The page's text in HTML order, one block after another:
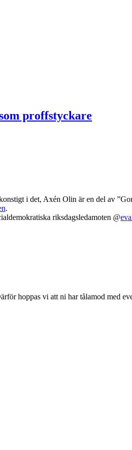
proffstyckare
i det, Axén Olin är en del av
.
riksdagsledamoten @
hoppas vi att ni har tålamod med